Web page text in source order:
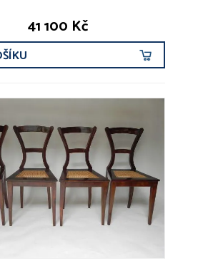
41 100 Kč